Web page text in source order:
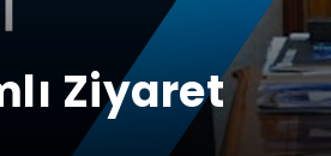
Ziyaret